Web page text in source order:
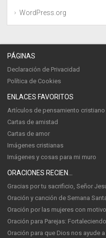
WordPress.org
PÁGINAS
Declaración de Privacidad
Política de Cookies
ENLACES FAVORITOS
Artículos de pensamiento cristiano
Cartas de amistad
Cartas de amor
Imágenes cristianas
Imágenes y cosas para mi muro
Gracias por tu sacrificio, Señor
Oración y canción de Semana
Oración por las mujeres con
Oración para Parejas:
Oración para que Dios nos ayude